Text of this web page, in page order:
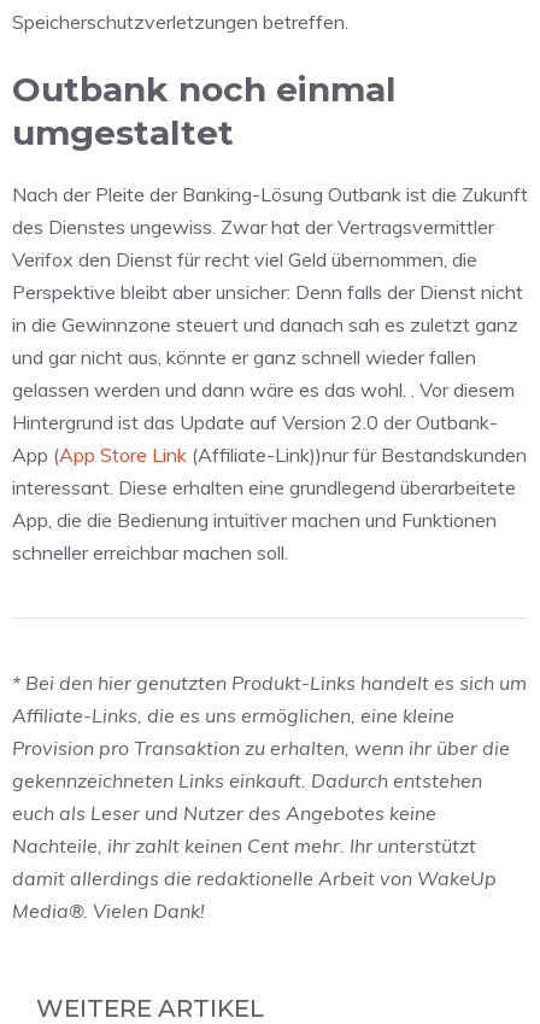
Speicherschutzverletzungen betreffen.
Outbank noch einmal
umgestaltet
Nach der Pleite der Banking-Lösung Outbank ist die Zukunft
des Dienstes ungewiss. Zwar hat der Vertragsvermittler
Verifox den Dienst für recht viel Geld übernommen, die
Perspektive bleibt aber unsicher: Denn falls der Dienst nicht
in die Gewinnzone steuert und danach sah es zuletzt ganz
und gar nicht aus, könnte er ganz schnell wieder fallen
gelassen werden und dann wäre es das wohl. . Vor diesem
Hintergrund ist das Update auf Version 2.0 der Outbank-
App (App Store Link (Affiliate-Link))nur für Bestandskunden
interessant. Diese erhalten eine grundlegend überarbeitete
App, die die Bedienung intuitiver machen und Funktionen
schneller erreichbar machen soll.
* Bei den hier genutzten Produkt-Links handelt es sich um
Affiliate-Links, die es uns ermöglichen, eine kleine
Provision pro Transaktion zu erhalten, wenn ihr über die
gekennzeichneten Links einkauft. Dadurch entstehen
euch als Leser und Nutzer des Angebotes keine
Nachteile, ihr zahlt keinen Cent mehr. Ihr unterstützt
damit allerdings die redaktionelle Arbeit von WakeUp
Media®. Vielen Dank!
WEITERE ARTIKEL